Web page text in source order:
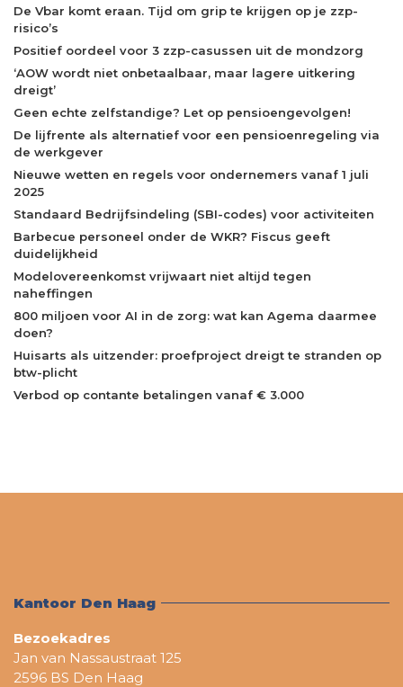
De Vbar komt eraan. Tijd om grip te krijgen op je zzp-
risico’s
Positief oordeel voor 3 zzp-casussen uit de mondzorg
‘AOW wordt niet onbetaalbaar, maar lagere uitkering
dreigt’
Geen echte zelfstandige? Let op pensioengevolgen!
De lijfrente als alternatief voor een pensioenregeling via
de werkgever
Nieuwe wetten en regels voor ondernemers vanaf 1 juli
2025
Standaard Bedrijfsindeling (SBI-codes) voor activiteiten
Barbecue personeel onder de WKR? Fiscus geeft
duidelijkheid
Modelovereenkomst vrijwaart niet altijd tegen
naheffingen
800 miljoen voor AI in de zorg: wat kan Agema daarmee
doen?
Huisarts als uitzender: proefproject dreigt te stranden op
btw-plicht
Verbod op contante betalingen vanaf € 3.000
Kantoor Den Haag
Bezoekadres
Jan van Nassaustraat 125
2596 BS Den Haag